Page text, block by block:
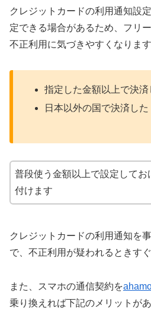
クレジットカードの利用通知設
定できる場合があるため、フリ
不正利用に気づきやすくなります
指定した金額以上で決済
日本以外の国で決済した
普段使う金額以上で設定してお
付けます
クレジットカードの利用通知を
で、不正利用が疑われるときす
また、スマホの通信契約を
乗り換えれば下記のメリットがあ